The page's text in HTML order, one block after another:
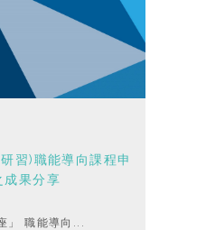
習)職能導向課程申
成果分享
」 職能導向...